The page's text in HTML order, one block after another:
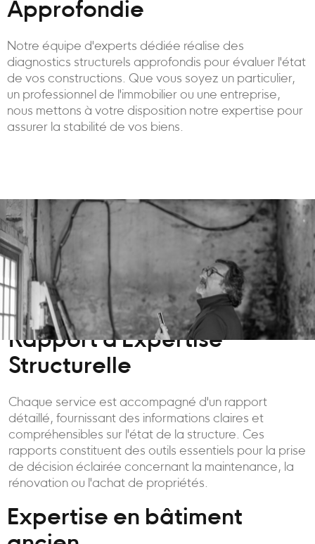
Approfondie
Notre équipe d'experts dédiée réalise des
diagnostics structurels approfondis pour évaluer l'état
de vos constructions. Que vous soyez un particulier,
un professionnel de l'immobilier ou une entreprise,
nous mettons à votre disposition notre expertise pour
assurer la stabilité de vos biens.
Rapport d'Expertise
Structurelle
Chaque service est accompagné d'un rapport
détaillé, fournissant des informations claires et
compréhensibles sur l'état de la structure. Ces
rapports constituent des outils essentiels pour la prise
de décision éclairée concernant la maintenance, la
rénovation ou l'achat de propriétés.
Expertise en bâtiment